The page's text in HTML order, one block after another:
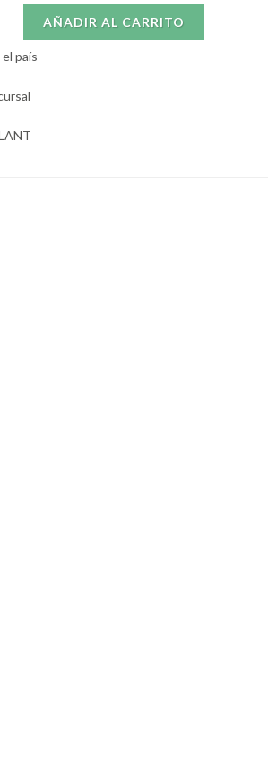
AÑADIR AL CARRITO
país